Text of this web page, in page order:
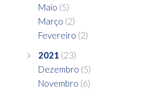
Maio (5)
Março (2)
Fevereiro (2)
2021 (23)
Dezembro (5)
Novembro (6)